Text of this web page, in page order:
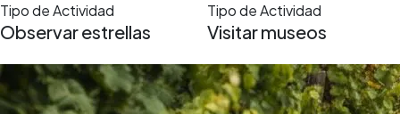
Tipo de Actividad
Observar estrellas
Tipo de Actividad
Visitar museos